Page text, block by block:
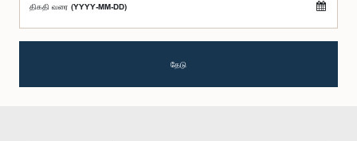
திகதி வரை (YYYY-MM-DD)
தேடு